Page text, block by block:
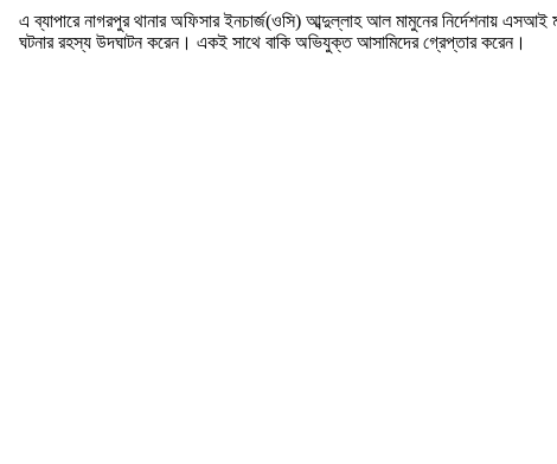
এ ব্যাপারে নাগরপুর থানার অফিসার ইনচার্জ(ওসি) আব্দুল্লাহ আল মামুনের
ঘটনার রহস্য উদঘাটন করেন। একই সাথে বাকি অভিযুক্ত আসামিদের গ্রেপ্তার করেন।